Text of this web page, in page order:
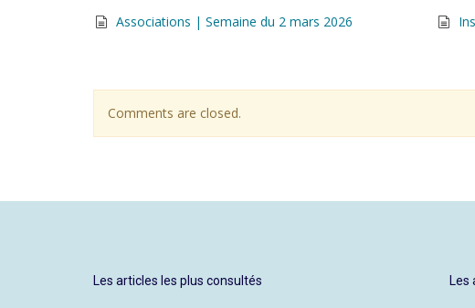
Associations | Semaine du 2 mars 2026
Comments are closed.
Les articles les plus consultés Les